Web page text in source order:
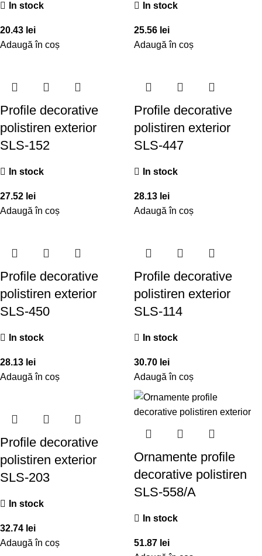
In stock
20.43 lei
Adaugă în coș
In stock
25.56 lei
Adaugă în coș
Profile decorative
polistiren exterior
SLS-152
In stock
27.52 lei
Adaugă în coș
Profile decorative
polistiren exterior
SLS-447
In stock
28.13 lei
Adaugă în coș
Profile decorative
polistiren exterior
SLS-450
In stock
28.13 lei
Adaugă în coș
Profile decorative
polistiren exterior
SLS-114
In stock
30.70 lei
Adaugă în coș
Profile decorative
polistiren exterior
SLS-203
In stock
32.74 lei
Adaugă în coș
Ornamente profile
decorative polistiren
SLS-558/A
In stock
51.87 lei